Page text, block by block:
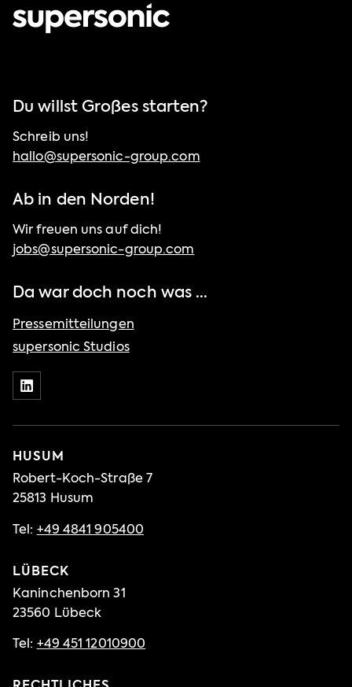
Du willst Großes starten?
Schreib uns!
hallo@supersonic-group.com
Ab in den Norden!
Wir freuen uns auf dich!
jobs@supersonic-group.com
Da war doch noch was ...
Pressemitteilungen
supersonic Studios
HUSUM
Robert-Koch-Straße 7
25813 Husum
Tel: +49 4841 905400
LÜBECK
Kaninchenborn 31
23560 Lübeck
Tel: +49 451 12010900